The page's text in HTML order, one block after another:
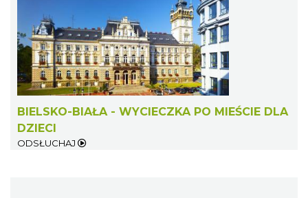
BIELSKO-BIAŁA - WYCIECZKA PO MIEŚCIE DLA
DZIECI
ODSŁUCHAJ